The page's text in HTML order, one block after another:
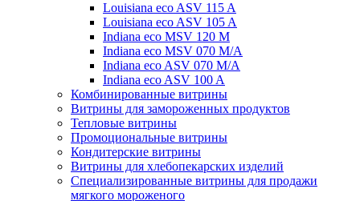
Louisiana eco ASV 115 A
Louisiana eco ASV 105 A
Indiana eco MSV 120 M
Indiana eco MSV 070 M/A
Indiana eco ASV 070 M/A
Indiana eco ASV 100 A
Комбинированные витрины
Витрины для замороженных продуктов
Тепловые витрины
Промоциональные витрины
Кондитерские витрины
Витрины для хлебопекарских изделий
Специализированные витрины для продажи
мягкого мороженого